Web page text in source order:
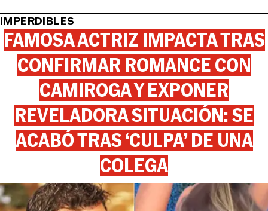
IMPERDIBLES
FAMOSA ACTRIZ IMPACTA TRAS
CONFIRMAR ROMANCE CON
CAMIROGA Y EXPONER
REVELADORA SITUACIÓN: SE
ACABÓ TRAS ‘CULPA’ DE UNA
COLEGA